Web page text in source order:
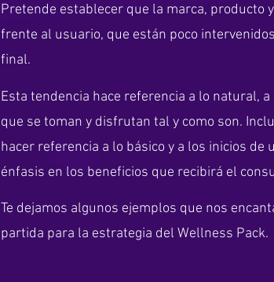
Pretende establecer que la marca,
frente al usuario, que están poco
final.
Esta tendencia hace referencia a lo natural,
que se toman y disfrutan tal y como son.
hacer referencia a lo básico y a los inicios
énfasis en los beneficios que recibirá el
Te dejamos algunos ejemplos que nos
partida para la estrategia del Wellness Pack.